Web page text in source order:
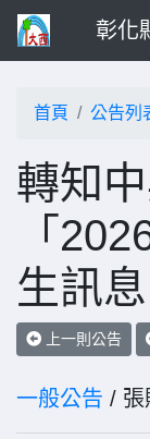
彰化
首頁 公告列
轉知
「
生訊息
上一則公告
一般公告 / 張